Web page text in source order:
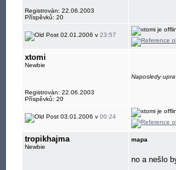
Registrován: 22.06.2003
Příspěvků: 20
02.01.2006 v 23:57
xtomi
Newbie
Registrován: 22.06.2003
Příspěvků: 20
Naposledy
03.01.2006 v 00:24
tropikhajma
Newbie
mapa
no a nešlo